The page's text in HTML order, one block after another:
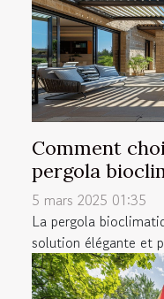
Comment
pergola
5 mars 2025 01:35
La pergola
solution élégante et